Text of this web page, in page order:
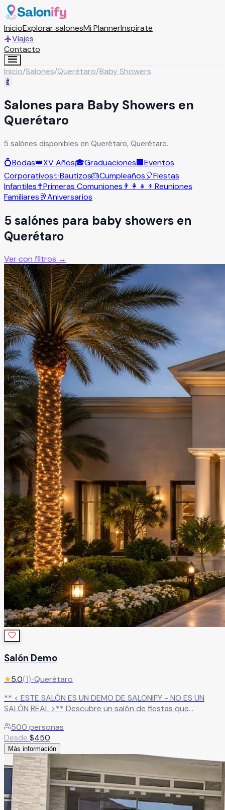
InicioExplorar salonesMi PlannerInspírate
Viajes
Contacto
Inicio/Salones/Querétaro/Baby Showers
🍼
Salones para Baby Showers en
Querétaro
5 salónes disponibles en Querétaro, Querétaro.
💍Bodas👑XV Años🎓Graduaciones🏢Eventos
Corporativos✨Bautizos🎂Cumpleaños🎈Fiestas
Infantiles✝️Primeras Comuniones 👨‍👩‍👧‍👦 Reuniones
Familiares🥂Aniversarios
5salónes para baby showers en
Querétaro
Ver con filtros →
Salón Demo
★5.0(1)•Querétaro
** < ESTE SALÓN ES UN DEMO DE SALONIFY - NO ES UN
SALÓN REAL >** Descubre un salón de fiestas que
hacer de cada evento una experiencia memorable. Su
imponente fachada de estilo contemporáneo, rodeada de
iluminación cálida y áreas verdes cuidadosamente
diseñadas, crea una primera impresión espectacular desde
el primer momentoLeer más
500 personas
Desde $450
Más información